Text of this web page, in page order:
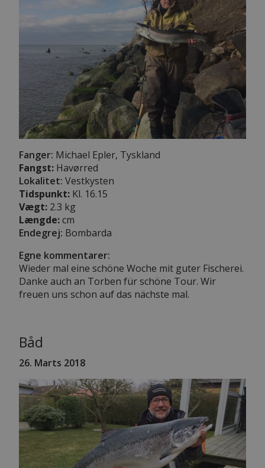
Fanger: Michael Epler, Tyskland
Fangst: Havørred
Lokalitet: Vestkysten
Tidspunkt: Kl. 16.15
Vægt: 2.3 kg
Længde:cm
Endegrej: Bombarda
Egne kommentarer:
Wieder mal eine schöne Woche mit guter Fischerei.
Danke auch an Torben für schöne Tour. Wir
freuen uns schon auf das nächste mal.
Båd
26. Marts 2018